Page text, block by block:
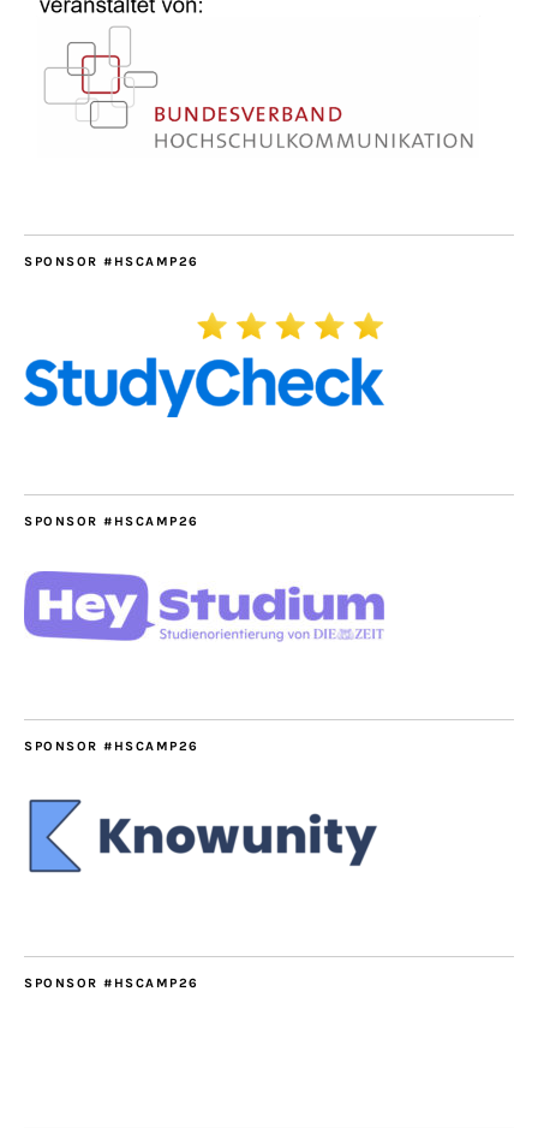
SPONSOR #HSCAMP26
SPONSOR #HSCAMP26
SPONSOR #HSCAMP26
SPONSOR #HSCAMP26